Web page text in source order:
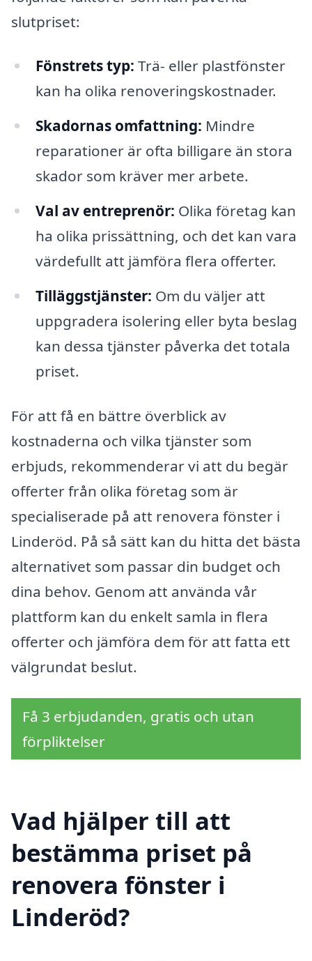
slutpriset:
Fönstrets typ: Trä- eller plastfönster
kan ha olika renoveringskostnader.
Skadornas omfattning: Mindre
reparationer är ofta billigare än stora
skador som kräver mer arbete.
Val av entreprenör: Olika företag kan
ha olika prissättning, och det kan vara
värdefullt att jämföra flera offerter.
Tilläggstjänster: Om du väljer att
uppgradera isolering eller byta beslag
kan dessa tjänster påverka det totala
priset.
För att få en bättre överblick av
kostnaderna och vilka tjänster som
erbjuds, rekommenderar vi att du begär
offerter från olika företag som är
specialiserade på att renovera fönster i
Linderöd. På så sätt kan du hitta det bästa
alternativet som passar din budget och
dina behov. Genom att använda vår
plattform kan du enkelt samla in flera
offerter och jämföra dem för att fatta ett
välgrundat beslut.
Få 3 erbjudanden, gratis och utan
förpliktelser
Vad hjälper till att
bestämma priset på
renovera fönster i
Linderöd?